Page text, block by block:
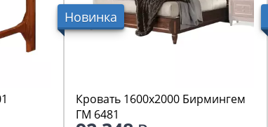
Новинка
Кровать 1600х2000 Бирмингем
ГМ 6481